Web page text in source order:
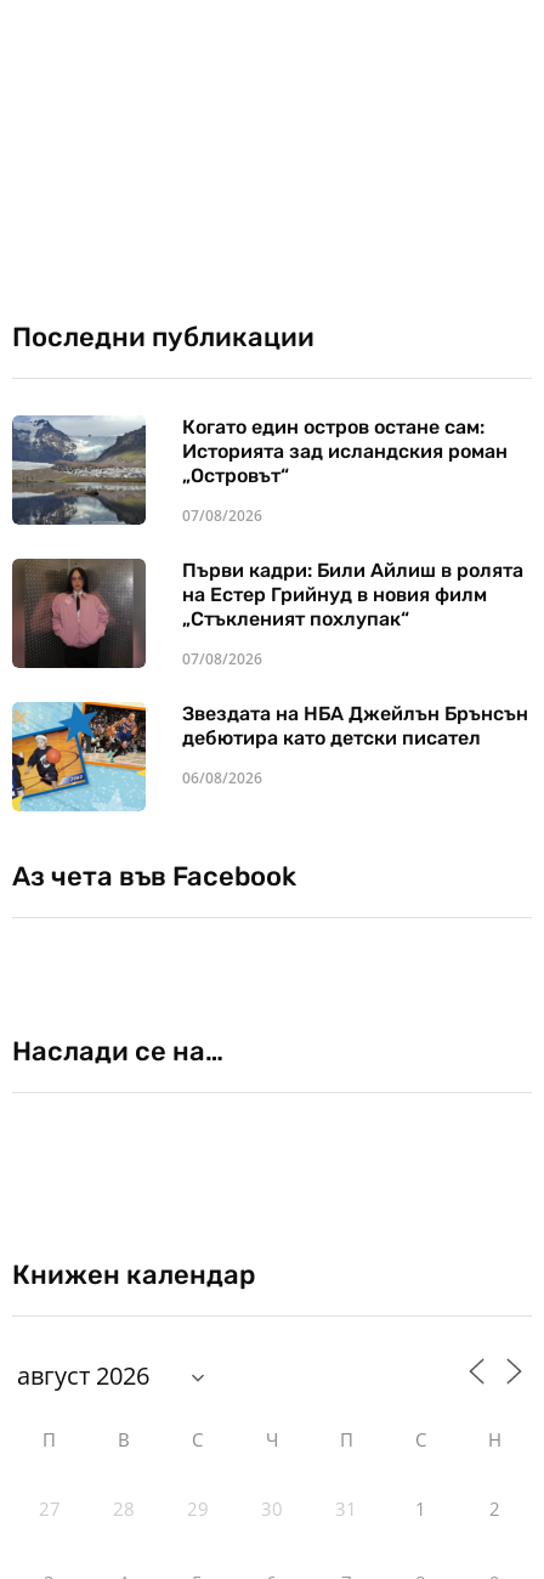
Последни публикации
Когато един остров остане сам:
Историята зад исландския роман
„Островът“
07/08/2026
Първи кадри: Били Айлиш в ролята
на Естер Грийнуд в новия филм
„Стъкленият похлупак“
07/08/2026
Звездата на НБА Джейлън Брънсън
дебютира като детски писател
06/08/2026
Аз чета във Facebook
Наслади се на…
Книжен календар
П В С Ч П С Н
27 28 29 30 31 1 2